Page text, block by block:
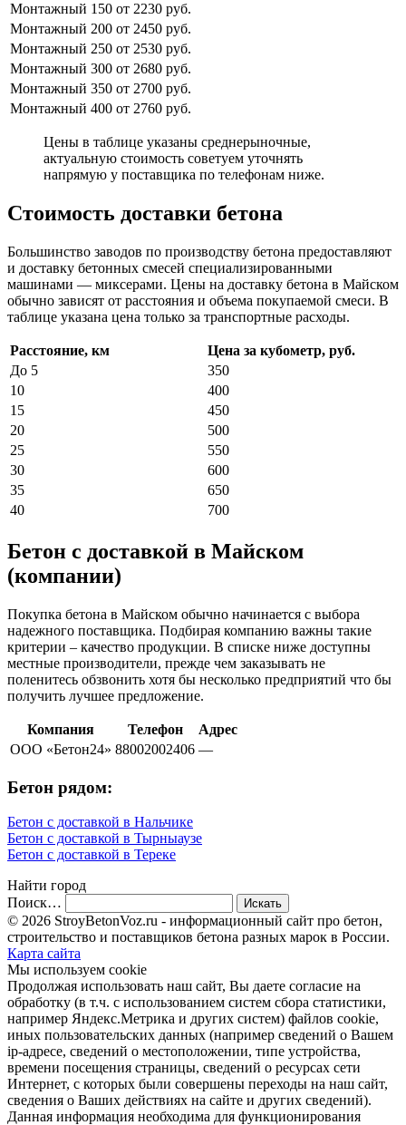
Монтажный 150 от 2230 руб.
Монтажный 200 от 2450 руб.
Монтажный 250 от 2530 руб.
Монтажный 300 от 2680 руб.
Монтажный 350 от 2700 руб.
Монтажный 400 от 2760 руб.
Цены в таблице указаны среднерыночные,
актуальную стоимость советуем уточнять
напрямую у поставщика по телефонам ниже.
Стоимость доставки бетона
Большинство заводов по производству бетона предоставляют
и доставку бетонных смесей специализированными
машинами — миксерами. Цены на доставку бетона в Майском
обычно зависят от расстояния и объема покупаемой смеси. В
таблице указана цена только за транспортные расходы.
Расстояние, км
Цена за кубометр, руб.
До 5
350
10
400
15
450
20
500
25
550
30
600
35
650
40
700
Бетон с доставкой в Майском
(компании)
Покупка бетона в Майском обычно начинается с выбора
надежного поставщика. Подбирая компанию важны такие
критерии – качество продукции. В списке ниже доступны
местные производители, прежде чем заказывать не
поленитесь обзвонить хотя бы несколько предприятий что бы
получить лучшее предложение.
Компания Телефон
Адрес
ООО «Бетон24» 88002002406 —
Бетон рядом:
Бетон с доставкой в Нальчике
Бетон с доставкой в Тырныаузе
Бетон с доставкой в Тереке
Найти город
Поиск…
© 2026 StroyBetonVoz.ru - информационный сайт про бетон,
строительство и поставщиков бетона разных марок в России.
Карта сайта
Мы используем cookie
Продолжая использовать наш cайт, Вы даете согласие на
обработку (в т.ч. с использованием систем сбора статистики,
например Яндекс.Метрика и других систем) файлов cookie,
иных пользовательских данных (например сведений о Вашем
ip-адресе, сведений о местоположении, типе устройства,
времени посещения страницы, сведений о ресурсах сети
Интернет, с которых были совершены переходы на наш сайт,
сведения о Ваших действиях на сайте и других сведений).
Данная информация необходима для функционирования